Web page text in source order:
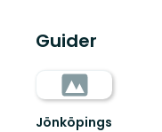
Guider
Jönköpings